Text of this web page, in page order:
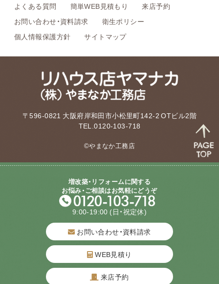
よくある質問
簡単WEB見積もり
来店予約
お問い合わせ・資料請求
衛生ポリシー
個人情報保護方針
サイトマップ
〒596-0821 大阪府岸和田市小松里町142-2 OTビル2階
TEL.0120-103-718
©やまなか工務店
増改築・リフォームに関する
お悩み・ご相談はお気軽にどうぞ
9:00-19:00 (日・祝定休)
お問い合わせ・資料請求
WEB見積り
来店予約